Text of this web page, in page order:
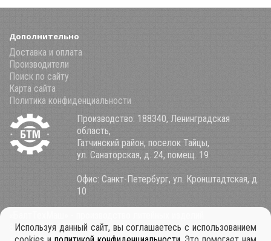
Дополнительно
Доставка и оплата
Производители
Поиск по сайту
Карта сайта
Политика конфиденциальности
Производство: 188340, Ленинградская
область,
Гатчинский район, поселок Тайцы,
ул. Санаторская, д. 24, помещ. 19
Офис: Санкт-Петербург, ул. Кронштадтская, д.
10
8 (800) 100-34-85
Используя данный сайт, вы соглашаетесь с использованием